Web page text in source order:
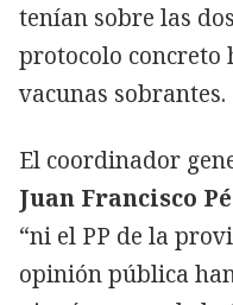
tenían sobre las
protocolo concreto
vacunas sobrantes.
El coordinador
Juan Francisco
“ni el PP de la
opinión pública